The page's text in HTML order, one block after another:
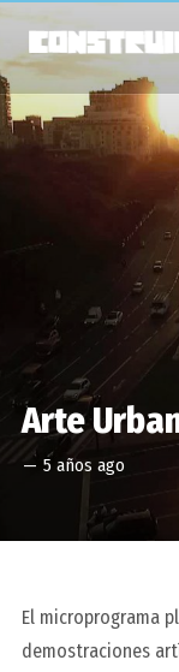
Arte
— 5 años ago
El microprograma
demostraciones